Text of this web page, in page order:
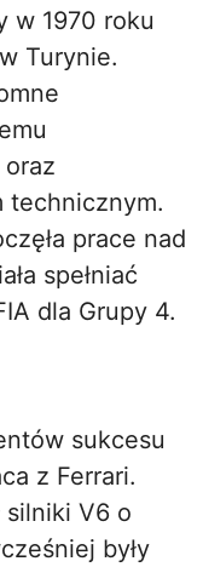
w 1970 roku
Turynie.
technicznym.
prace nad
spełniać
dla Grupy 4.
sukcesu
z Ferrari.
silniki V6 o
były